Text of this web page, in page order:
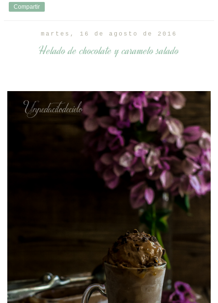
Compartir
martes, 16 de agosto de 2016
Helado de chocolate y caramelo salado